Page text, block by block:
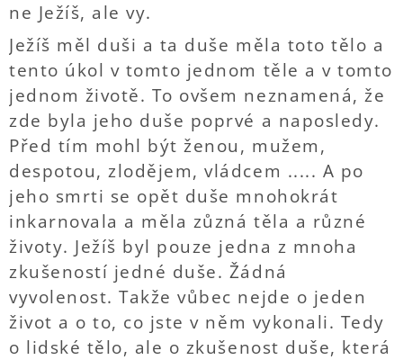
ne Ježíš, ale vy.
Ježíš měl duši a ta duše měla toto tělo a
tento úkol v tomto jednom těle a v tomto
jednom životě. To ovšem neznamená, že
zde byla jeho duše poprvé a naposledy.
Před tím mohl být ženou, mužem,
despotou, zlodějem, vládcem ..... A po
jeho smrti se opět duše mnohokrát
inkarnovala a měla zůzná těla a různé
životy. Ježíš byl pouze jedna z mnoha
zkušeností jedné duše. Žádná
vyvolenost. Takže vůbec nejde o jeden
život a o to, co jste v něm vykonali. Tedy
o lidské tělo, ale o zkušenost duše, která